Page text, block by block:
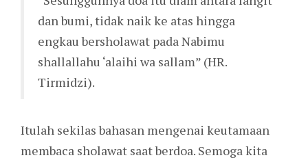
dan bumi, tidak naik ke atas hingga
engkau bersholawat pada Nabimu
shallallahu ‘alaihi wa sallam” (HR.
Tirmidzi).
Itulah sekilas bahasan mengenai keutamaan
membaca sholawat saat berdoa. Semoga kita